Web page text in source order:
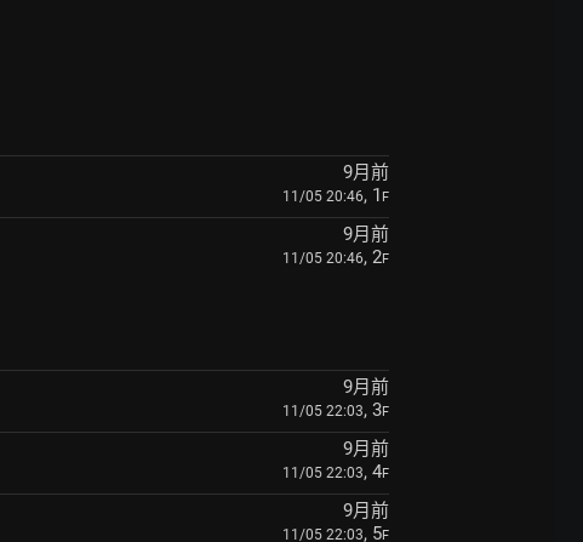
9月前
11/05 20:46, 1 F
9月前
11/05 20:46, 2F
9月前
11/05 22:03, 3F
9月前
11/05 22:03, 4F
9月前
11/05 22:03, 5F